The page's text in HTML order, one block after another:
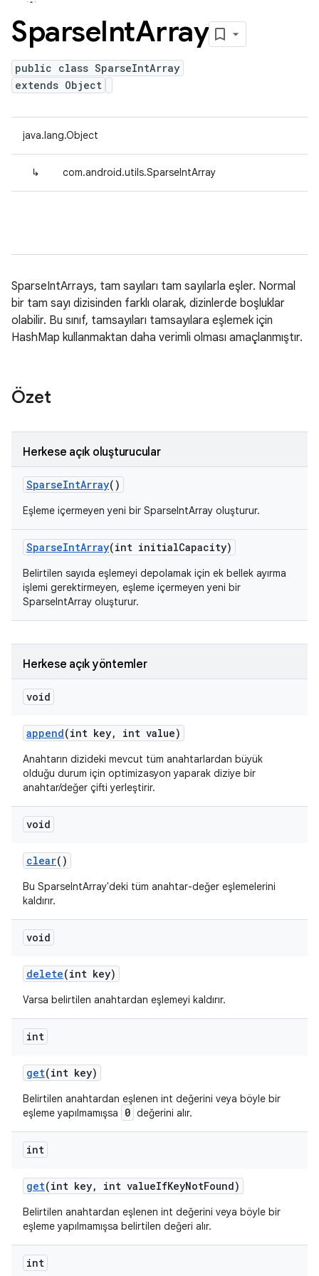
SparseIntArray
public class SparseIntArray
extends Object
java.lang.Object
↳ com.android.utils.SparseIntArray
SparseIntArrays, tam sayıları tam sayılarla eşler. Normal
bir tam sayı dizisinden farklı olarak, dizinlerde boşluklar
olabilir. Bu sınıf, tamsayıları tamsayılara eşlemek için
HashMap kullanmaktan daha verimli olması amaçlanmıştır.
Özet
Herkese açık oluşturucular
SparseIntArray()
Eşleme içermeyen yeni bir SparseIntArray oluşturur.
SparseIntArray(int initialCapacity)
Belirtilen sayıda eşlemeyi depolamak için ek bellek ayırma
işlemi gerektirmeyen, eşleme içermeyen yeni bir
SparseIntArray oluşturur.
Herkese açık yöntemler
void
append(int key, int value)
Anahtarın dizideki mevcut tüm anahtarlardan büyük
olduğu durum için optimizasyon yaparak diziye bir
anahtar/değer çifti yerleştirir.
void
clear()
Bu SparseIntArray'deki tüm anahtar-değer eşlemelerini
kaldırır.
void
delete(int key)
Varsa belirtilen anahtardan eşlemeyi kaldırır.
int
get(int key)
Belirtilen anahtardan eşlenen int değerini veya böyle bir
eşleme yapılmamışsa
0 değerini alır.
int
get(int key, int valueIfKeyNotFound)
Belirtilen anahtardan eşlenen int değerini veya böyle bir
eşleme yapılmamışsa belirtilen değeri alır.
int